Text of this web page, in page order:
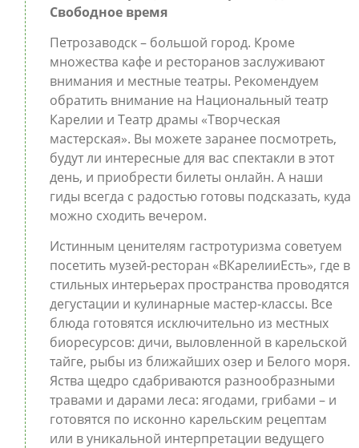
Свободное время
Петрозаводск – большой город. Кроме
множества кафе и ресторанов заслуживают
внимания и местные театры. Рекомендуем
обратить внимание на Национальный театр
Карелии и Театр драмы «Творческая
мастерская». Вы можете заранее посмотреть,
будут ли интересные для вас спектакли в этот
день, и приобрести билеты онлайн. А наши
гиды всегда с радостью готовы подсказать, куда
можно сходить вечером.
Истинным ценителям гастротуризма советуем
посетить музей-ресторан «ВКарелииЕсть», где в
стильных интерьерах пространства проводятся
дегустации и кулинарные мастер-классы. Все
блюда готовятся исключительно из местных
биоресурсов: дичи, выловленной в карельской
тайге, рыбы из ближайших озер и Белого моря.
Яства щедро сдабриваются разнообразными
травами и дарами леса: ягодами, грибами – и
готовятся по исконно карельским рецептам
или в уникальной интерпретации ведущего